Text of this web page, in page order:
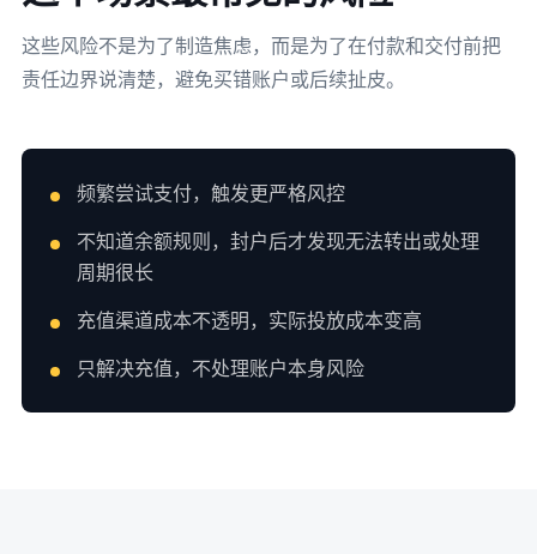
这些风险不是为了制造焦虑，而是为了在付款和交付前把
责任边界说清楚，避免买错账户或后续扯皮。
频繁尝试支付，触发更严格风控
不知道余额规则，封户后才发现无法转出或处理
周期很长
充值渠道成本不透明，实际投放成本变高
只解决充值，不处理账户本身风险